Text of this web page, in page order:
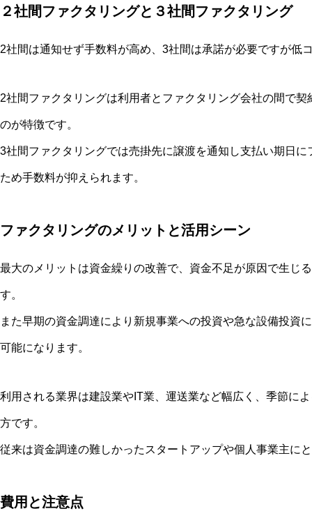
２社間ファクタリングと３社間ファクタリング
2社間は通知せず手数料が高め、3社間は承諾が必要ですが低
2社間ファクタリングは利用者とファクタリング会社の間で
のが特徴です。
3社間ファクタリングでは売掛先に譲渡を通知し支払い期日
ため手数料が抑えられます。
ファクタリングのメリットと活用シーン
最大のメリットは資金繰りの改善で、資金不足が原因で生じ
す。
また早期の資金調達により新規事業への投資や急な設備投資
可能になります。
利用される業界は建設業やIT業、運送業など幅広く、季節に
方です。
従来は資金調達の難しかったスタートアップや個人事業主に
費用と注意点